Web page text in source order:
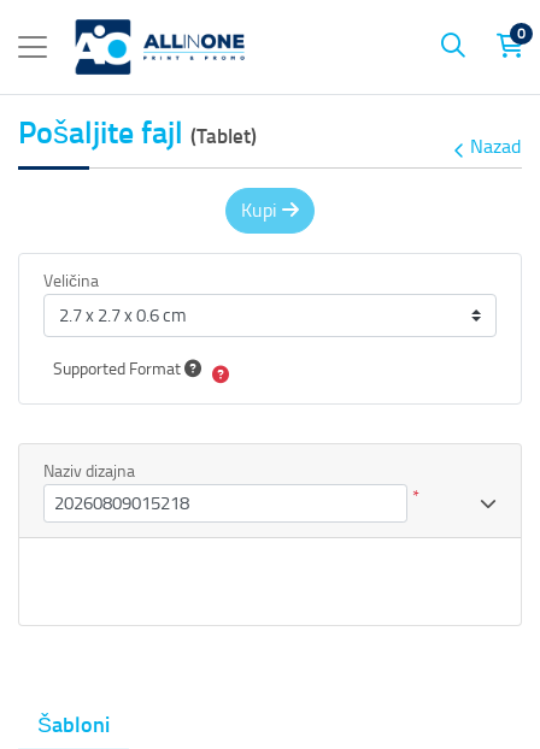
0
Pošaljite fajl (Tablet) Nazad
Šabloni
Kupi
Veličina
Supported Format
Naziv dizajna
*